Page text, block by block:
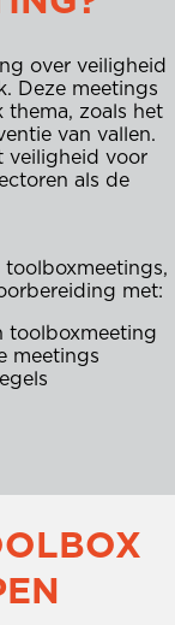
over veiligheid
Deze meetings
thema, zoals het
van vallen.
veiligheid voor
als de
toolboxmeetings,
met:
toolboxmeeting
meetings